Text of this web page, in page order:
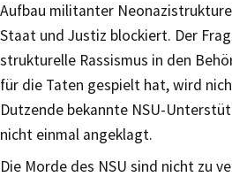
Aufbau militanter
Staat und Justiz blockiert. Der
strukturelle Rassismus in den
für die Taten gespielt hat, wird
Dutzende bekannte NSU-
nicht einmal angeklagt.
Die Morde des NSU sind nicht zu